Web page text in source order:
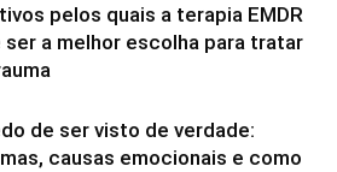
pelos quais a terapia EMDR
ser a melhor escolha para tratar
de ser visto de verdade:
causas emocionais e como